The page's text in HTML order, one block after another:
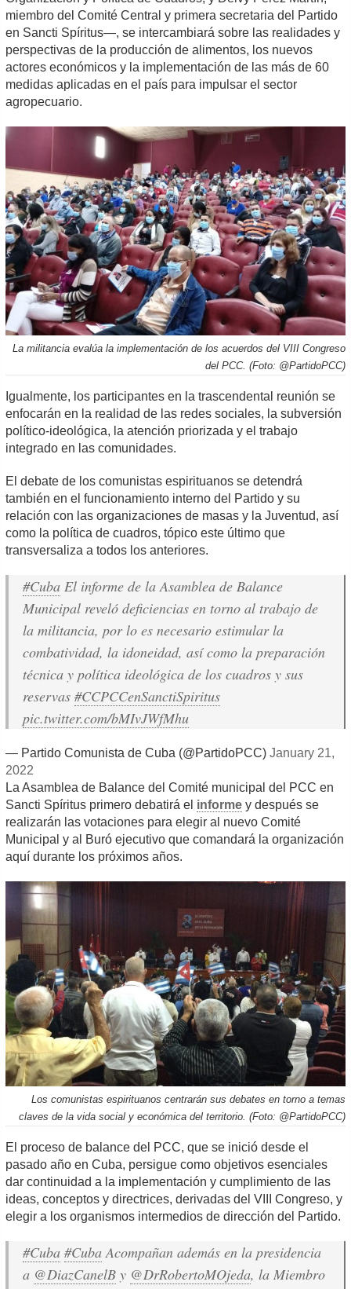
miembro del Comité Central y primera secretaria del Partido
en Sancti Spíritus—, se intercambiará sobre las realidades y
perspectivas de la producción de alimentos, los nuevos
actores económicos y la implementación de las más de 60
medidas aplicadas en el país para impulsar el sector
agropecuario.
La militancia evalúa la implementación de los acuerdos del VIII Congreso
del PCC. (Foto: @PartidoPCC)
Igualmente, los participantes en la trascendental reunión se
enfocarán en la realidad de las redes sociales, la subversión
político-ideológica, la atención priorizada y el trabajo
integrado en las comunidades.
El debate de los comunistas espirituanos se detendrá
también en el funcionamiento interno del Partido y su
relación con las organizaciones de masas y la Juventud, así
como la política de cuadros, tópico este último que
transversaliza a todos los anteriores.
#Cuba El informe de la Asamblea de Balance
Municipal reveló deficiencias en torno al trabajo de
la militancia, por lo es necesario estimular la
combatividad, la idoneidad, así como la preparación
técnica y política ideológica de los cuadros y sus
reservas#CCPCCenSanctiSpiritus
pic.twitter.com/bMIvJWfMhu
— Partido Comunista de Cuba (@PartidoPCC)January 21,
2022
La Asamblea de Balance del Comité municipal del PCC en
Sancti Spíritus primero debatirá el informe y después se
realizarán las votaciones para elegir al nuevo Comité
Municipal y al Buró ejecutivo que comandará la organización
aquí durante los próximos años.
Los comunistas espirituanos centrarán sus debates en torno a temas
claves de la vida social y económica del territorio. (Foto: @PartidoPCC)
El proceso de balance del PCC, que se inició desde el
pasado año en Cuba, persigue como objetivos esenciales
dar continuidad a la implementación y cumplimiento de las
ideas, conceptos y directrices, derivadas del VIII Congreso, y
elegir a los organismos intermedios de dirección del Partido.
#Cuba #CubaAcompañan además en la presidencia
a @DiazCanelB y @DrRobertoMOjeda, la Miembro